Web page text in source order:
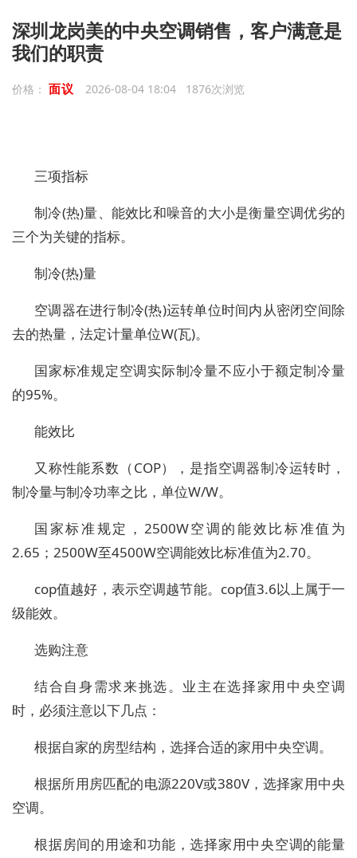
深圳龙岗美的中央空调销售，客户满意是
我们的职责
价格： 面议 2026-08-04 18:04 1876次浏览
三项指标
制冷(热)量、能效比和噪音的大小是衡量空调优劣的
三个为关键的指标。
制冷(热)量
空调器在进行制冷(热)运转单位时间内从密闭空间除
去的热量，法定计量单位W(瓦)。
国家标准规定空调实际制冷量不应小于额定制冷量
的95%。
能效比
又称性能系数（COP），是指空调器制冷运转时，
制冷量与制冷功率之比，单位W/W。
国家标准规定，2500W空调的能效比标准值为
2.65；2500W至4500W空调能效比标准值为2.70。
cop值越好，表示空调越节能。cop值3.6以上属于一
级能效。
选购注意
结合自身需求来挑选。业主在选择家用中央空调
时，必须注意以下几点：
根据自家的房型结构，选择合适的家用中央空调。
根据所用房匹配的电源220V或380V，选择家用中央
空调。
根据房间的用途和功能，选择家用中央空调的能量